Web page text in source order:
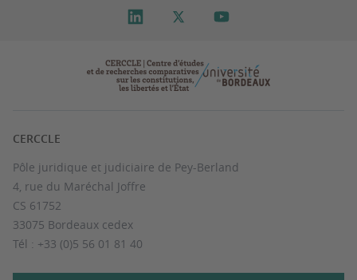
CERCCLE
Pôle juridique et judiciaire de Pey-Berland
4, rue du Maréchal Joffre
CS 61752
33075 Bordeaux cedex
Tél : +33 (0)5 56 01 81 40